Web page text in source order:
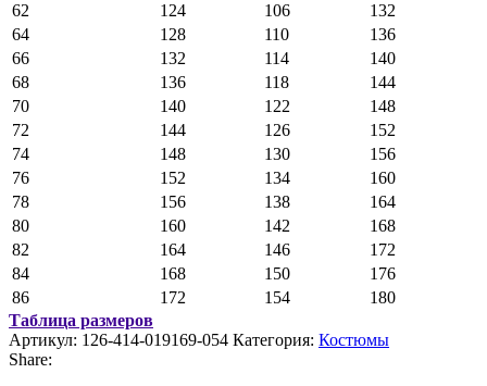
62
124 106
132
64
128 110
136
66
132 114
140
68
136 118
144
70
140 122
148
72
144 126
152
74
148 130
156
76
152 134
160
78
156 138
164
80
160 142
168
82
164 146
172
84
168 150
176
86
172 154
180
Таблица размеров
Артикул: 126-414-019169-054 Категория: Костюмы
Share: